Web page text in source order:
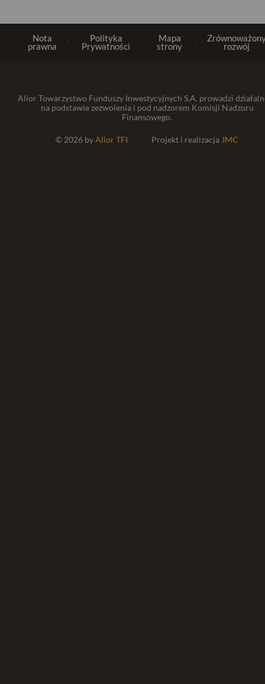
Nota
prawna
Polityka
Prywatności
Mapa
strony rozwój
Alior Towarzystwo Funduszy Inwestycyjnych S.A. prowadzi
na podstawie zezwolenia i pod nadzorem Komisji Nadzoru
Finansowego.
© 2026 byAlior TFI Projekt i realizacja JMC